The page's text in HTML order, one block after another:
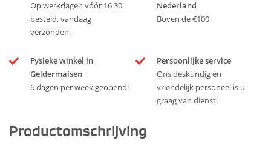
Op werkdagen vóór 16.30
besteld, vandaag
verzonden.
Nederland
Boven de €100
Fysieke winkel in
Geldermalsen
6 dagen per week geopend!
Persoonlijke service
Ons deskundig en
vriendelijk personeel is u
graag van dienst.
Productomschrijving